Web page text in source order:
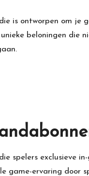
is ontworpen om je
beloningen die
spelers exclusieve
ervaring door